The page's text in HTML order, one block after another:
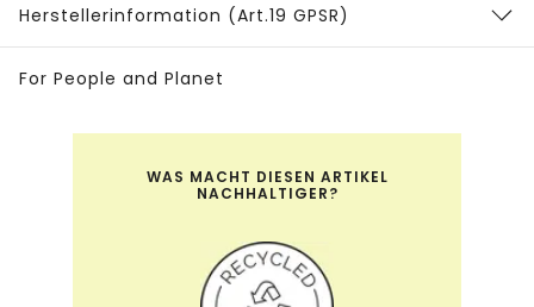
Herstellerinformation (Art.19 GPSR)
For People and Planet
WAS MACHT DIESEN ARTIKEL
NACHHALTIGER?